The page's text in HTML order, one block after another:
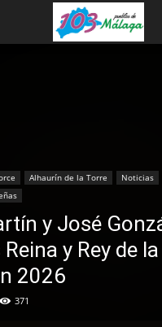
Alhaurín de la Torre Noticias
y José
y Rey de
2026
371